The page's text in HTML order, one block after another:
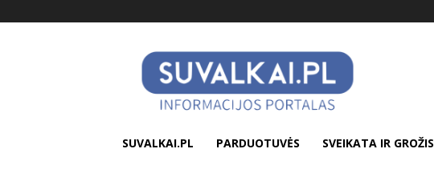
suvalkai.pl
SUVALKAI.PL PARDUOTUVĖS SVEIKATA IR GROŽIS